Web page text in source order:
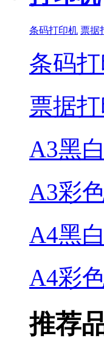
条码打印机 票据
条码
票据
A3黑
A3彩
A4黑
A4彩
推荐